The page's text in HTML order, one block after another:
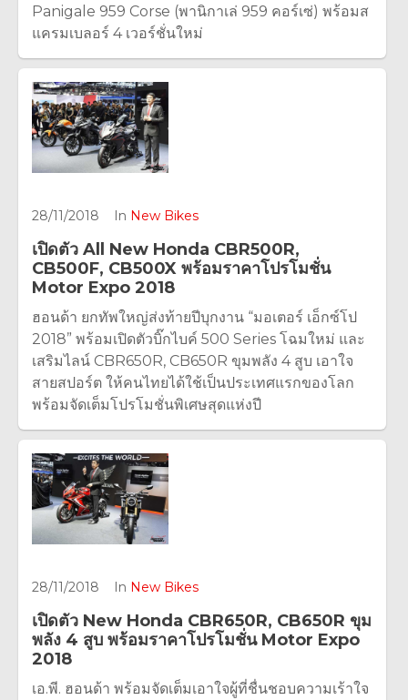
Panigale 959 Corse (พานิกาเล่ 959 คอร์เซ่) พร้อมส
แครมเบลอร์ 4 เวอร์ชั่นใหม่
28/11/2018 In New Bikes
เปิดตัว All New Honda CBR500R,
CB500F, CB500X พร้อมราคาโปรโมชั่น
Motor Expo 2018
ฮอนด้า ยกทัพใหญ่ส่งท้ายปีบุกงาน “มอเตอร์ เอ็กซ์โป
2018” พร้อมเปิดตัวบิ๊กไบค์ 500 Series โฉมใหม่ และ
เสริมไลน์ CBR650R, CB650R ขุมพลัง 4 สูบ เอาใจ
สายสปอร์ต ให้คนไทยได้ใช้เป็นประเทศแรกของโลก
พร้อมจัดเต็มโปรโมชั่นพิเศษสุดแห่งปี
28/11/2018 In New Bikes
เปิดตัว New Honda CBR650R, CB650R ขุม
พลัง 4 สูบ พร้อมราคาโปรโมชั่น Motor Expo
2018
เอ.พี. ฮอนด้า พร้อมจัดเต็มเอาใจผู้ที่ชื่นชอบความเร้าใจ